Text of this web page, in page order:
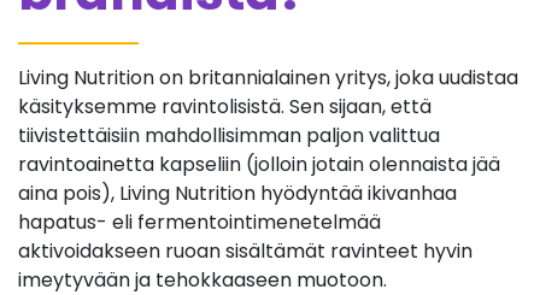
Living Nutrition on britannialainen yritys, joka uudistaa
käsityksemme ravintolisistä. Sen sijaan, että
tiivistettäisiin mahdollisimman paljon valittua
ravintoainetta kapseliin (jolloin jotain olennaista jää
aina pois), Living Nutrition hyödyntää ikivanhaa
hapatus- eli fermentointimenetelmää
aktivoidakseen ruoan sisältämät ravinteet hyvin
imeytyvään ja tehokkaaseen muotoon.